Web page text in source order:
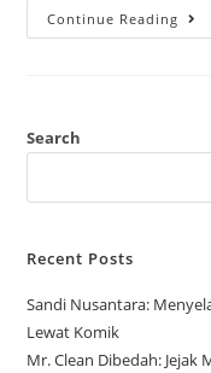
Continue Reading
Search
Recent Posts
Sandi Nusantara:
Lewat Komik
Mr. Clean Dibedah: Jejak